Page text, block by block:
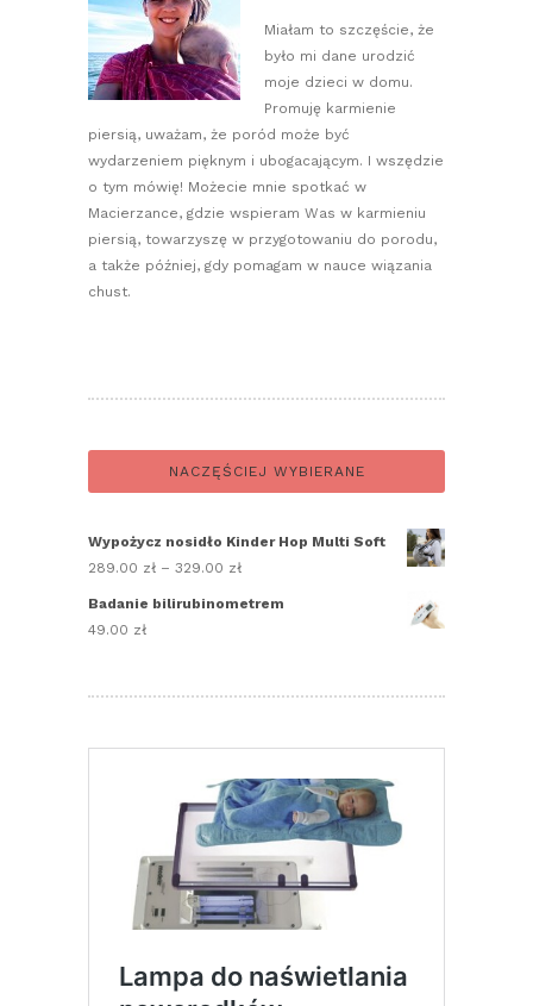
Miałam to szczęście, że
było mi dane urodzić
moje dzieci w domu.
Promuję karmienie
piersią, uważam, że poród może być
wydarzeniem pięknym i ubogacającym. I wszędzie
o tym mówię! Możecie mnie spotkać w
Macierzance, gdzie wspieram Was w karmieniu
piersią, towarzyszę w przygotowaniu do porodu,
a także później, gdy pomagam w nauce wiązania
chust.
NACZĘŚCIEJ WYBIERANE
Wypożycz nosidło Kinder Hop Multi Soft
289.00 zł – 329.00 zł
329.00 zł
Badanie bilirubinometrem
49.00 zł